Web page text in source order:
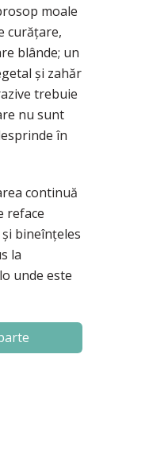
moale
curățare,
blânde; un
și zahăr
trebuie
nu sunt
în
continuă
reface
bineînțeles
la
unde este